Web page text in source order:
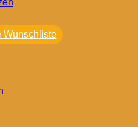
Wunschliste